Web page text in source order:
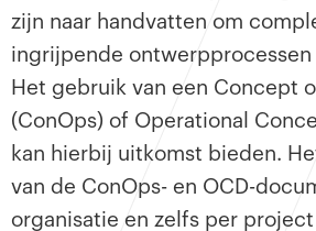
zijn naar handvatten om
ingrijpende
Het gebruik van een Concept
(ConOps) of Operational
kan hierbij uitkomst bieden.
van de ConOps- en OCD-
organisatie en zelfs per